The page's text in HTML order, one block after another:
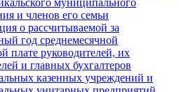
и членов его семьи
о рассчитываемой за
год среднемесячной
плате руководителей, их
и главных бухгалтеров
казенных учреждений и